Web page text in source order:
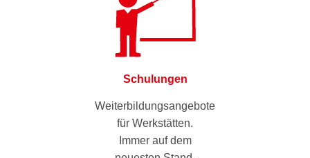
Schulungen
Weiterbildungsangebote
für Werkstätten.
Immer auf dem